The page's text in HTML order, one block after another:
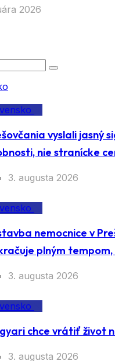
2026
vyslali jasný
nie stranícke
3. augusta 2026
nemocnice v
plným
3. augusta 2026
chce vrátiť život
3. augusta 2026